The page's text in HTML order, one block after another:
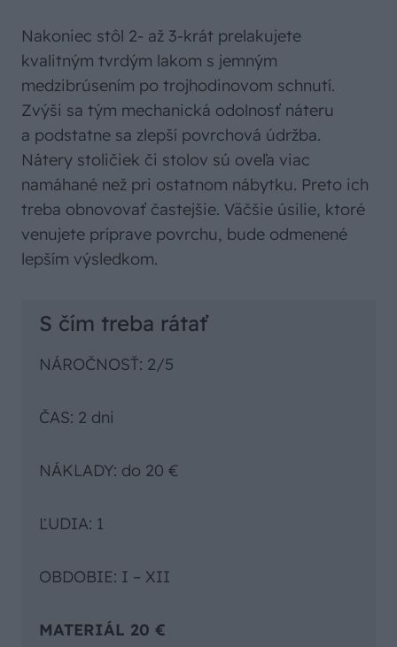
Nakoniec stôl 2- až 3-krát prelakujete
kvalitným tvrdým lakom s jemným
medzibrúsením po trojhodinovom schnutí.
Zvýši sa tým mechanická odolnosť náteru
a podstatne sa zlepší povrchová údržba.
Nátery stoličiek či stolov sú oveľa viac
namáhané než pri ostatnom nábytku. Preto ich
treba obnovovať častejšie. Väčšie úsilie, ktoré
venujete príprave povrchu, bude odmenené
lepším výsledkom.
S čím treba rátať
NÁROČNOSŤ: 2/5
ČAS: 2 dni
NÁKLADY: do 20 €
ĽUDIA: 1
OBDOBIE: I – XII
MATERIÁL 20 €